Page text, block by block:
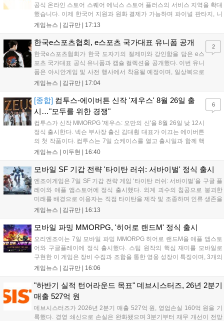
공식 온라인 스토어 스퀘어 에닉스 스토어 플러스의 서비스 지역을 확대
했습니다. 이제 한국어 지원과 원화 결제가 가능하며 파이널 판타지, 니
어 등 주요 게임의 피규어, 굿즈를 구매할 수 있습니다. 신상품이 순차적
용 가능합니다....
게임뉴스 | 김규만 | 17:13
한국e스포츠협회, e스포츠 국가대표 유니폼 공개
한국e스포츠협회가 한국 도자기의 절제미와 강인함을 담은 e스
포츠 국가대표 공식 유니폼과 캡슐 컬렉션을 공개했다. 이번 유니
폼은 아시안게임 및 사전 행사에서 착용될 예정이며, 일상복으로
구성된 컬렉션은 오는 8월 28일부터 골스튜디오 공식 홈페이지
서는 대회 규정에 따라 별도의 유니폼을 착용할 계획이다....
게임뉴스 | 김규만 | 17:04
2
[종합] 컴투스-에이버튼 신작 '제우스' 8월 26일 출
시…"모두를 위한 경쟁"
컴투스가 신작 MMORPG '제우스: 오만의 신'을 8월 26일 낮 12시
정식 출시한다. 넥슨 부사장 출신 김대훤 대표가 이끄는 에이버튼
의 첫 작품이다. 컴투스는 7일 쇼케이스를 열고 출시일과 함께 핵
심 콘텐츠, 유료화 정책, 운영 방향을 공개했다. 캐릭터명 선점은
의 오만으로 균열이...
게임뉴스 | 이두현 | 16:40
6
모바일 SF 기갑 전략 '타이탄 러쉬: 서바이벌' 정식 출시
엔조이게임은 7일 SF 기갑 전략 게임 ‘타이탄 러쉬: 서바이벌’을 구글 플
레이와 애플 앱스토어에 정식 출시했다. 외계 괴수의 침공으로 붕괴한
미래를 배경으로 이용자는 직접 타이탄을 제작 및 조종하며 인류 생존을
위한 전투를 펼친다. 지휘관 모집, 피난처 운영, 연맹 협동 콘텐츠가 특징
지원 보상을 제공한다. 상세 내용은 공식 커뮤니티에서 확인 가능하다....
게임뉴스 | 김규만 | 16:13
모바일 파밍 MMORPG, '히어로 랜드M' 정식 출시
오리엔조이는 7일 모바일 파밍 MMORPG 히어로 랜드M을 애플 앱스토
어와 구글플레이에 정식 출시했다. 스팀 원작의 핵심 재미를 모바일로
구현한 이 게임은 장비 수집과 조합을 통한 영웅 성장이 특징이며, 3개의
무기 스킬을 활용한 전략적 전투와 길드전 등 다양한 콘텐츠를 제공한
혜택을 지급하며, 상세 내용은 공식 라운지에서 확인할 수 있다. 이용자
는 게임 접속 및 주요 콘텐츠 플레이를 통해 성장을 지원받을 수 있다....
게임뉴스 | 김규만 | 16:06
"하반기 실적 턴어라운드 목표" 데브시스터즈, 26년 2분기
매출 527억 원
데브시스터즈가 2026년 2분기 매출 527억 원, 영업손실 160억 원을 기
록했다. 경영 쇄신으로 손실은 완화됐으며 3분기부터 재무 개선이 전망